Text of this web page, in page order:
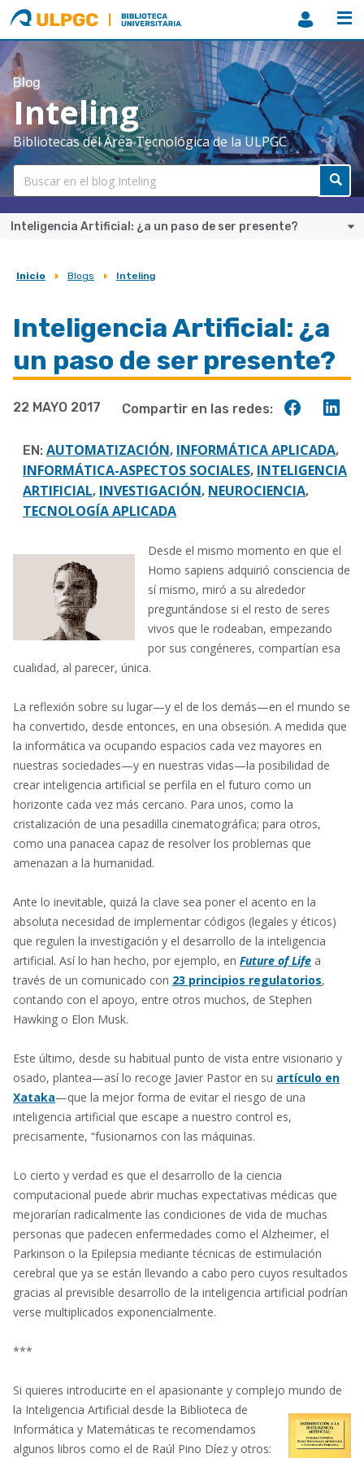
ULPGC
Biblioteca
ULPGC
Blog
Inteling
Bibliotecas del Área Tecnológica de la ULPGC
Inteligencia Artificial: ¿a un paso de ser presente?
Sobrescribir
de
ayuda
la
navegación
Inicio Blogs Inteling
Inteligencia Artificial: ¿a
un paso de ser presente?
22 MAYO 2017 Compartir en las redes:
EN: AUTOMATIZACIÓN, INFORMÁTICA APLICADA,
INFORMÁTICA-ASPECTOS SOCIALES, INTELIGENCIA
ARTIFICIAL, INVESTIGACIÓN, NEUROCIENCIA,
TECNOLOGÍA APLICADA
Desde el mismo momento en que el
Homo sapiens adquirió consciencia de
sí mismo, miró a su alrededor
preguntándose si el resto de seres
vivos que le rodeaban, empezando
por sus congéneres, compartían esa
cualidad, al parecer, única.
La reflexión sobre su lugar—y el de los demás—en el mundo se
ha convertido, desde entonces, en una obsesión. A medida que
la informática va ocupando espacios cada vez mayores en
nuestras sociedades—y en nuestras vidas—la posibilidad de
crear inteligencia artificial se perfila en el futuro como un
horizonte cada vez más cercano. Para unos, como la
cristalización de una pesadilla cinematográfica; para otros,
como una panacea capaz de resolver los problemas que
amenazan a la humanidad.
Ante lo inevitable, quizá la clave sea poner el acento en la
absoluta necesidad de implementar códigos (legales y éticos)
que regulen la investigación y el desarrollo de la inteligencia
artificial. Así lo han hecho, por ejemplo, en Future of Life a
través de un comunicado con 23 principios regulatorios,
contando con el apoyo, entre otros muchos, de Stephen
Hawking o Elon Musk.
Este último, desde su habitual punto de vista entre visionario y
osado, plantea—así lo recoge Javier Pastor en su artículo en
Xataka—que la mejor forma de evitar el riesgo de una
inteligencia artificial que escape a nuestro control es,
precisamente, “fusionarnos con las máquinas.
Lo cierto y verdad es que el desarrollo de la ciencia
computacional puede abrir muchas expectativas médicas que
mejorarían radicalmente las condiciones de vida de muchas
personas que padecen enfermedades como el Alzheimer, el
Parkinson o la Epilepsia mediante técnicas de estimulación
cerebral que ya se están llevando a cabo pero cuyos resultados
gracias al previsible desarrollo de la inteligencia artificial podrían
verse multiplicados exponencialmente.
***
Si quieres introducirte en el apasionante y complejo mundo de
la Inteligencia Artificial desde la Biblioteca de
Informática y Matemáticas te recomendamos
algunos libros como el de Raúl Pino Díez y otros: